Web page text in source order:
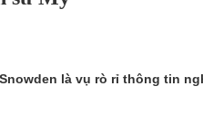
là vụ rò rỉ thông tin